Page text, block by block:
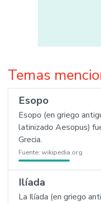
Temas
Esopo
Esopo (en griego
latinizado Aesopus)
Grecia.
Fuente: wikipedia.org
Ilíada
La Ilíada (en griego